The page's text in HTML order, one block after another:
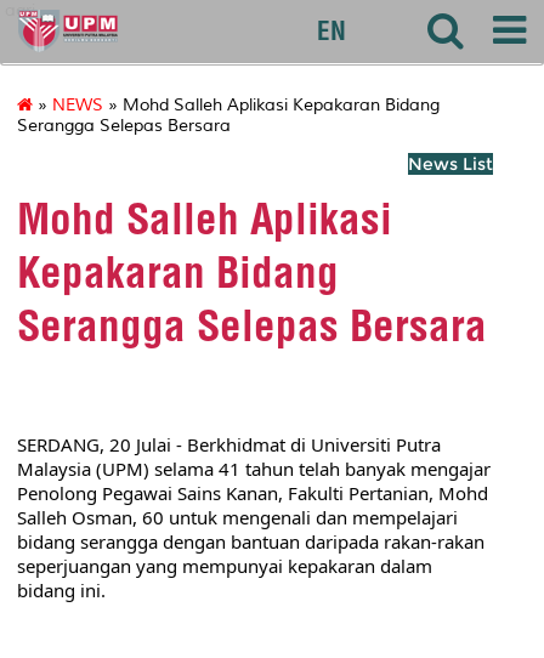
agri
EN
» NEWS » Mohd Salleh Aplikasi Kepakaran Bidang
Serangga Selepas Bersara
News List
Mohd Salleh Aplikasi
Kepakaran Bidang
Serangga Selepas Bersara
SERDANG, 20 Julai - Berkhidmat di Universiti Putra
Malaysia (UPM) selama 41 tahun telah banyak mengajar
Penolong Pegawai Sains Kanan, Fakulti Pertanian, Mohd
Salleh Osman, 60 untuk mengenali dan mempelajari
bidang serangga dengan bantuan daripada rakan-rakan
seperjuangan yang mempunyai kepakaran dalam
bidang ini.